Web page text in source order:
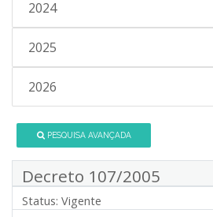
2024
2025
2026
PESQUISA AVANÇADA
Decreto 107/2005
Status: Vigente